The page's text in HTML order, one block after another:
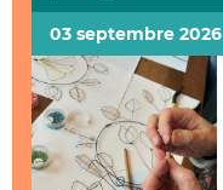
03 septembre 2026